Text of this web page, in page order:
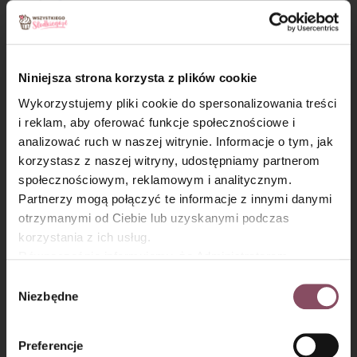
Niniejsza strona korzysta z plików cookie
Wykorzystujemy pliki cookie do spersonalizowania treści
i reklam, aby oferować funkcje społecznościowe i
analizować ruch w naszej witrynie. Informacje o tym, jak
korzystasz z naszej witryny, udostępniamy partnerom
społecznościowym, reklamowym i analitycznym.
Partnerzy mogą połączyć te informacje z innymi danymi
otrzymanymi od Ciebie lub uzyskanymi podczas
korzystania z ich usług.
Gdańsk (80-339) adres: Dickmana 14/15 więcej
informacji o przetwarzaniu danych osobowych oraz
Polityce
prywatności.
zgody
Niezbędne
Preferencje
Warto wiedzieć:
zrobić w airfryerze?
×